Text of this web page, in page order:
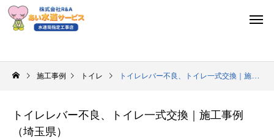
施工事例 トイレ トイレレバー不良、トイレ一式交換｜施工事例（埼玉県）
トイレレバー不良、トイレ一式交換｜施工事例
（埼玉県）